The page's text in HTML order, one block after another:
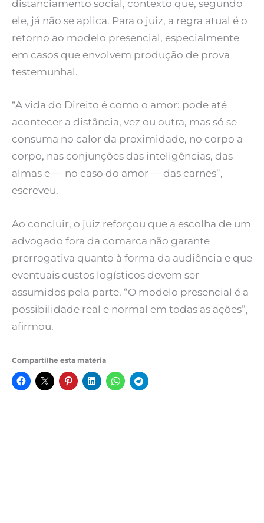
distanciamento social, contexto que, segundo
ele, já não se aplica. Para o juiz, a regra atual é o
retorno ao modelo presencial, especialmente
em casos que envolvem produção de prova
testemunhal.
“A vida do Direito é como o amor: pode até
acontecer a distância, vez ou outra, mas só se
consuma no calor da proximidade, no corpo a
corpo, nas conjunções das inteligências, das
almas e — no caso do amor — das carnes”,
escreveu.
Ao concluir, o juiz reforçou que a escolha de um
advogado fora da comarca não garante
prerrogativa quanto à forma da audiência e que
eventuais custos logísticos devem ser
assumidos pela parte. “O modelo presencial é a
possibilidade real e normal em todas as ações”,
afirmou.
Compartilhe esta matéria